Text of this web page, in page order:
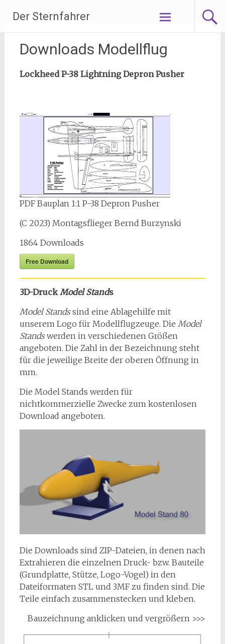
Inhalt
springen
Der Sternfahrer
Downloads Modellflug
Lockheed P-38 Lightning Depron Pusher
PDF Bauplan 1:1 P-38 Depron Pusher
(C 2023) Montagsflieger Bernd Burzynski
1864Downloads
Free Download
3D-DruckModel Stands
Model Standssind eine Ablagehilfe mit
unserem Logo für Modellflugzeuge. Die Model
Standswerden in verschiedenen Größen
angeboten. Die Zahl in der Bezeichnung steht
für die jeweilige Breite der oberen Öffnung in
mm.
Die Model Stands werden für
nichtkommerzielle Zwecke zum kostenlosen
Download angeboten.
Die Downloads sind ZIP-Dateien, in denen nach
Extrahieren die einzelnen Druck- bzw. Bauteile
(Grundplatte, Stütze, Logo-Vogel) in den
Dateiformaten STL und 3MF zu finden sind. Die
Teile einfach zusammenstecken und kleben.
Bauzeichnung anklicken und vergrößern >>>